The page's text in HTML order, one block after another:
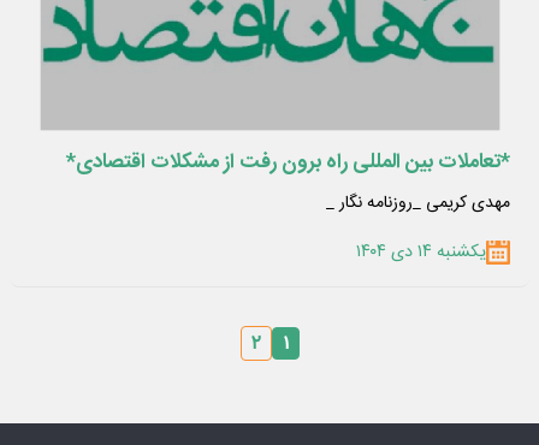
*تعاملات بین المللی راه برون رفت از مشکلات اقتصادی*
مهدی کریمی _روزنامه نگار _
یکشنبه ۱۴ دی ۱۴۰۴
۱ ۲